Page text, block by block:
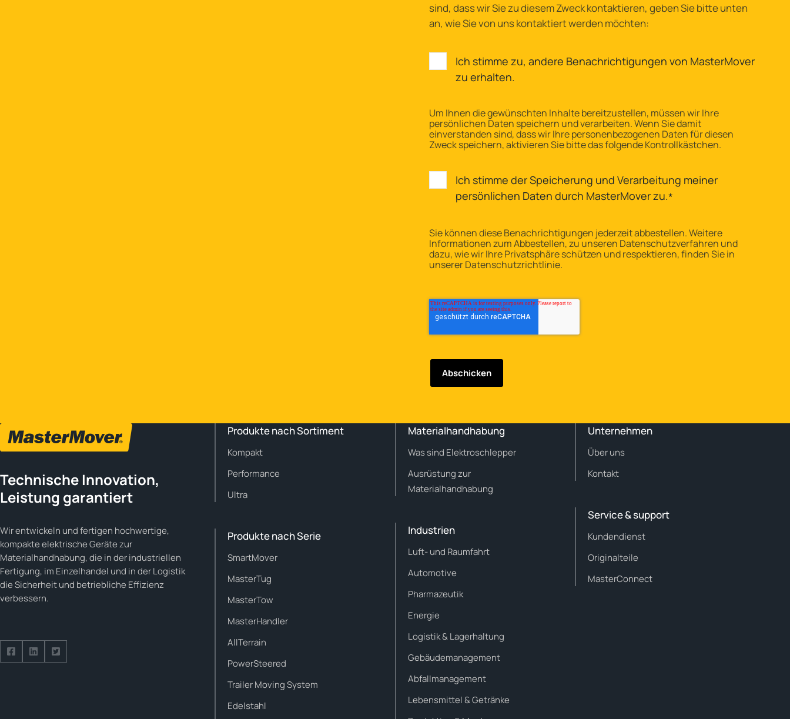
sind, dass wir Sie zu diesem Zweck kontaktieren, geben Sie bitte unten
an, wie Sie von uns kontaktiert werden möchten:
Ich stimme zu, andere Benachrichtigungen von MasterMover
zu erhalten.
Um Ihnen die gewünschten Inhalte bereitzustellen, müssen wir Ihre
persönlichen Daten speichern und verarbeiten. Wenn Sie damit
einverstanden sind, dass wir Ihre personenbezogenen Daten für diesen
Zweck speichern, aktivieren Sie bitte das folgende Kontrollkästchen.
Ich stimme der Speicherung und Verarbeitung meiner
persönlichen Daten durch MasterMover zu.*
Sie können diese Benachrichtigungen jederzeit abbestellen. Weitere
Informationen zum Abbestellen, zu unseren Datenschutzverfahren und
dazu, wie wir Ihre Privatsphäre schützen und respektieren, finden Sie in
unserer Datenschutzrichtlinie.
Technische Innovation,
Leistung garantiert
Wir entwickeln und fertigen hochwertige,
kompakte elektrische Geräte zur
Materialhandhabung, die in der industriellen
Fertigung, im Einzelhandel und in der Logistik
die Sicherheit und betriebliche Effizienz
verbessern.
Folge uns auf Facebook
Folge uns auf LinkedIn
Folge uns auf Twitter
Produkte nach Sortiment
Kompakt
Performance
Ultra
Produkte nach Serie
SmartMover
MasterTug
MasterTow
MasterHandler
AllTerrain
PowerSteered
Trailer Moving System
Edelstahl
Materialhandhabung
Was sind Elektroschlepper
Ausrüstung zur
Materialhandhabung
Industrien
Luft- und Raumfahrt
Automotive
Pharmazeutik
Energie
Logistik & Lagerhaltung
Gebäudemanagement
Abfallmanagement
Lebensmittel & Getränke
Unternehmen
Über uns
Kontakt
Service & support
Kundendienst
Originalteile
MasterConnect